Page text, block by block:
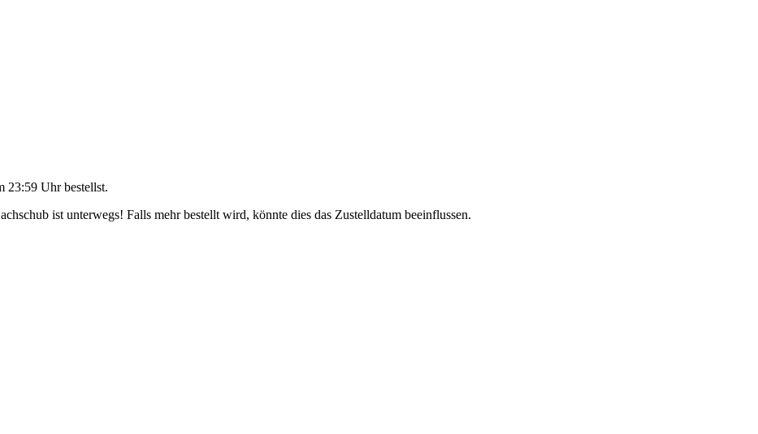
23:59 Uhrbestellst.
ist unterwegs! Falls mehr bestellt wird, könnte dies das Zustelldatum beeinflussen.